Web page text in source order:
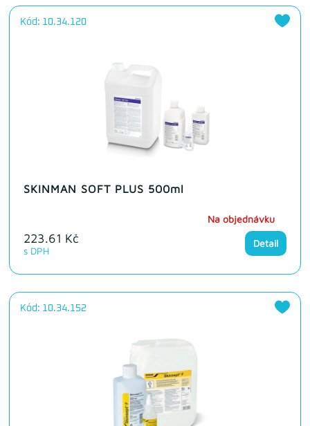
Kód: 10.34.120
SKINMAN SOFT PLUS 500ml
223.61 Kč
s DPH
Na objednávku
Detail
Kód: 10.34.152